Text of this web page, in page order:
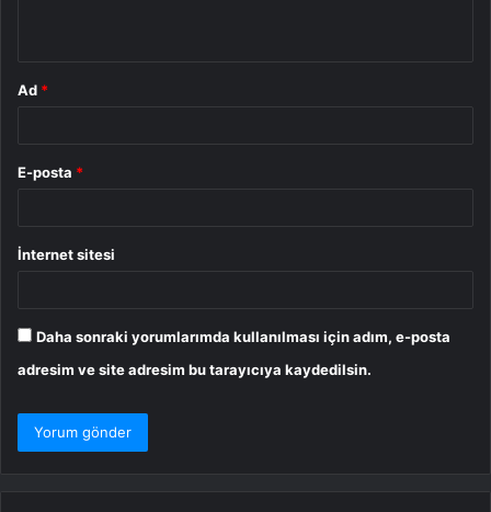
Ad *
E-posta *
İnternet sitesi
Daha sonraki yorumlarımda kullanılması için adım, e-posta
adresim ve site adresim bu tarayıcıya kaydedilsin.